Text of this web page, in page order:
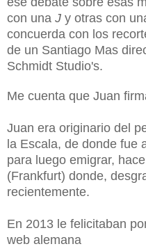
con una J y otras con
concuerda con los
de un Santiago Mas
Schmidt Studio's.
Me cuenta que Juan
Juan era originario del
la Escala, de donde fue
para luego emigrar,
(Frankfurt) donde,
recientemente.
En 2013 le felicitaban
web alemana